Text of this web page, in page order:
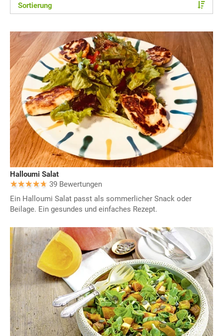
Sortierung
Halloumi Salat
39 Bewertungen
Ein Halloumi Salat passt als sommerlicher Snack oder
Beilage. Ein gesundes und einfaches Rezept.